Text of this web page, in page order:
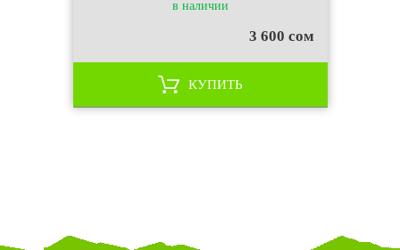
в наличии
3 600 сом
КУПИТЬ